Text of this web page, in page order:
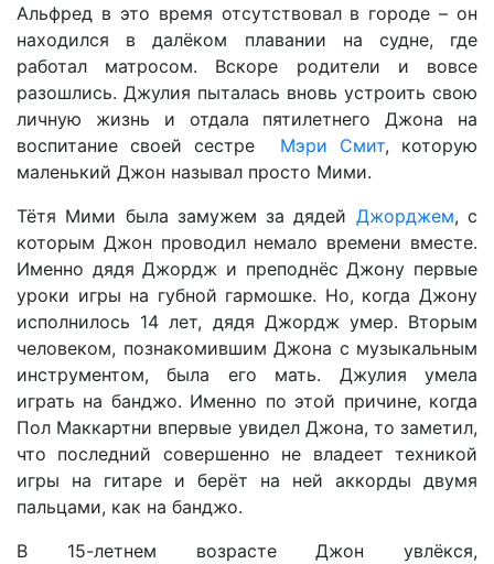
Альфред в это время отсутствовал в городе – он
находился в далёком плавании на судне, где
работал матросом. Вскоре родители и вовсе
разошлись. Джулия пыталась вновь устроить свою
личную жизнь и отдала пятилетнего Джона на
воспитание своей сестре Мэри Смит, которую
маленький Джон называл просто Мими.
Тётя Мими была замужем за дядей Джорджем, с
которым Джон проводил немало времени вместе.
Именно дядя Джордж и преподнёс Джону первые
уроки игры на губной гармошке. Но, когда Джону
исполнилось 14 лет, дядя Джордж умер. Вторым
человеком, познакомившим Джона с музыкальным
инструментом, была его мать. Джулия умела
играть на банджо. Именно по этой причине, когда
Пол Маккартни впервые увидел Джона, то заметил,
что последний совершенно не владеет техникой
игры на гитаре и берёт на ней аккорды двумя
пальцами, как на банджо.
В 15-летнем возрасте Джон увлёкся,